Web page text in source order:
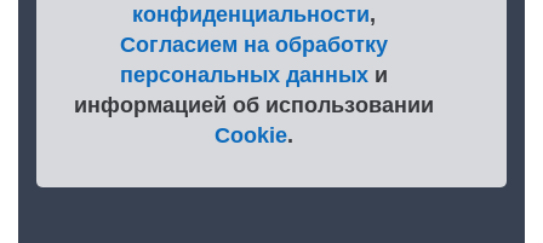
конфиденциальности,
Согласием на обработку
персональных данныхи
информацией об использовании
Cookie.